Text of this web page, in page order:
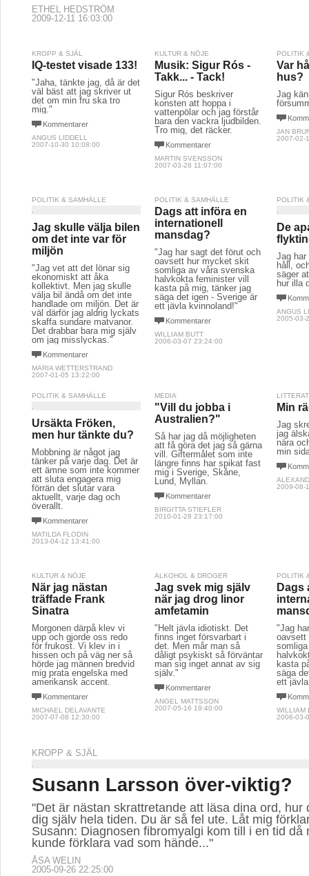
ETHEL HEDSTRÖM
2009-12-11 16:03:00
KROPP & SJÄL
IQ-testet visade 133!
"Jaha, tänkte jag, då är det
väl bäst att jag skriver ut
det om min fru ska tro
mig."
Kommentarer
ANGUS LIDDELL
2007-10-30 10:08:00
KULTUR & NÖJE
Musik: Sigur Rós -
Takk... - Tack!
Sigur Rós beskriver
konsten att hoppa i
vattenpölar och jag förstår
bara den vackra ljudbilden.
Tro mig, det räcker.
Kommentarer
MARTIN SVENSSON
2007-03-28 11:07:00
POLITIK
Var
hus?
Jag
JAN
2007-02-
POLITIK & SAMHÄLLE
Jag skulle välja bilen
om det inte var för
miljön
"Jag vet att det lönar sig
ekonomiskt att åka
kollektivt. Men jag skulle
välja bil ändå om det inte
handlade om miljön. Det är
väl därför jag aldrig lyckats
skaffa sundare matvanor.
Det drabbar bara mig själv
om jag misslyckas."
Kommentarer
MARIA WETTERSTRAND
2007-01-05 13:22:00
POLITIK & SAMHÄLLE
Dags att införa en
internationell
mansdag?
"Jag har sagt det förut och
oavsett hur mycket skit
somliga av våra svenska
halvkokta feminister vill
kasta på mig, tänker jag
säga det igen - Sverige är
ett jävla kvinnoland!"
Kommentarer
WILLIAM BUTT
2006-03-07 23:24:00
POLITIK
De
Jag har
håll,
säger
hur illa
ANGUS
2005-03-
POLITIK & SAMHÄLLE
Ursäkta Fröken,
men hur tänkte du?
Mobbning är något jag
tänker på varje dag. Det är
ett ämne som inte kommer
att sluta engagera mig
förrän det slutar vara
aktuellt, varje dag och
överallt.
Kommentarer
MATILDA FLODIN
2013-04-12 13:41:00
MEDIA
"Vill du jobba i
Australien?"
Så har jag då möjligheten
att få göra det jag så gärna
vill. Giftermålet som inte
längre finns har spikat fast
mig i Sverige, Skåne,
Lund, Myllan.
Kommentarer
BIRGITTA STIEFLER
2010-01-28 23:17:00
Min
Jag
jag
nära
min
2009-08-
KULTUR & NÖJE
När jag nästan
träffade Frank
Sinatra
Morgonen därpå klev vi
upp och gjorde oss redo
för frukost. Vi klev in i
hissen och på väg ner så
hörde jag männen bredvid
mig prata engelska med
amerikansk accent.
Kommentarer
MICHAEL DELAVANTE
2007-07-08 12:30:00
ALKOHOL & DROGER
Jag svek mig själv
när jag drog linor
amfetamin
"Helt jävla idiotiskt. Det
finns inget försvarbart i
det. Men mår man så
dåligt psykiskt så förväntar
man sig inget annat av sig
själv."
Kommentarer
ANGEL MATTSSON
2007-05-16 19:40:00
POLITIK
Dags
"Jag
oavsett
kasta
säga
ett
WILLIAM
2006-03-
KROPP & SJÄL
Susann Larsson över-viktig?
"Det är nästan skrattretande att läsa dina ord, hur
dig själv hela tiden. Du är så fel ute. Låt mig
Susann: Diagnosen fibromyalgi kom till i en tid då
kunde förklara vad som hände..."
ÅSA WELIN
2005-09-26 22:25:00